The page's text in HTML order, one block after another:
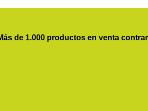
de 1.000 productos en venta